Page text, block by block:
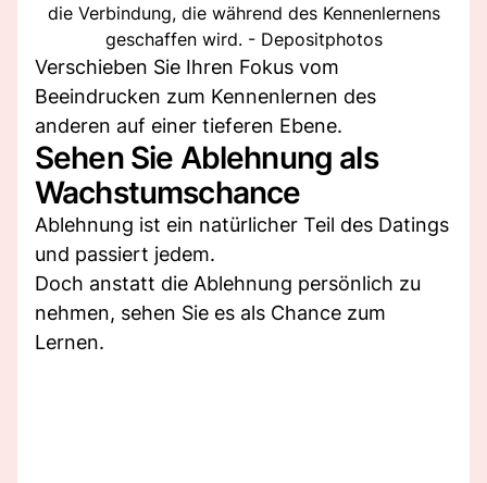
die Verbindung, die während des Kennenlernens
geschaffen wird. - Depositphotos
Verschieben Sie Ihren Fokus vom
Beeindrucken zum Kennenlernen des
anderen auf einer tieferen Ebene.
Sehen Sie Ablehnung als
Wachstumschance
Ablehnung ist ein natürlicher Teil des Datings
und passiert jedem.
Doch anstatt die Ablehnung persönlich zu
nehmen, sehen Sie es als Chance zum
Lernen.